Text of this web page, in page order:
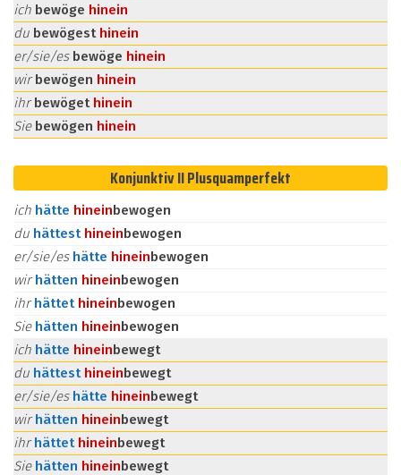
ich bewöge hinein
du bewögest hinein
er/sie/es bewöge hinein
wirbewögen hinein
ihrbewöget hinein
Sie bewögen hinein
Konjunktiv II Plusquamperfekt
ich hätte hineinbewogen
du hättest hineinbewogen
er/sie/es hätte hineinbewogen
wirhätten hineinbewogen
ihrhättet hineinbewogen
Sie hätten hineinbewogen
ich hätte hineinbewegt
du hättest hineinbewegt
er/sie/es hätte hineinbewegt
wirhätten hineinbewegt
ihrhättet hineinbewegt
Sie hätten hineinbewegt